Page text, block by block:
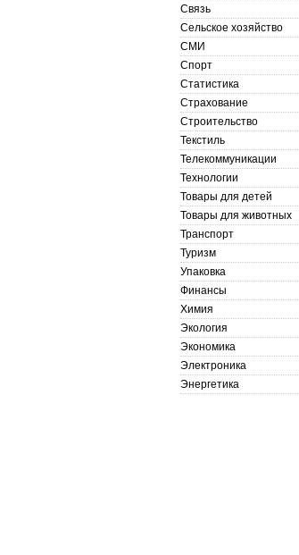
Связь
Сельское хозяйство
СМИ
Спорт
Статистика
Страхование
Строительство
Текстиль
Телекоммуникации
Технологии
Товары для детей
Товары для животных
Транспорт
Туризм
Упаковка
Финансы
Химия
Экология
Экономика
Электроника
Энергетика